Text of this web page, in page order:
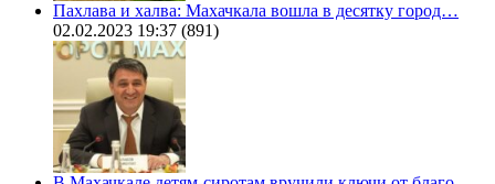
Пахлава и халва: Махачкала вошла в десятку город…
02.02.2023 19:37 (891)